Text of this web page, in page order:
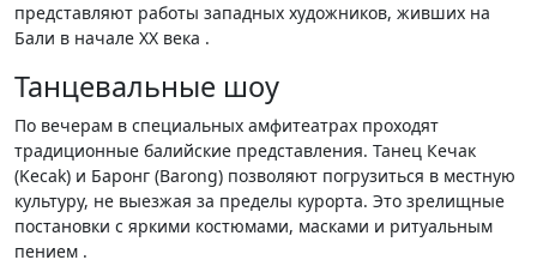
представляют работы западных художников, живших на
Бали в начале XX века .
Танцевальные шоу
По вечерам в специальных амфитеатрах проходят
традиционные балийские представления. Танец Кечак
(Kecak) и Баронг (Barong) позволяют погрузиться в местную
культуру, не выезжая за пределы курорта. Это зрелищные
постановки с яркими костюмами, масками и ритуальным
пением .